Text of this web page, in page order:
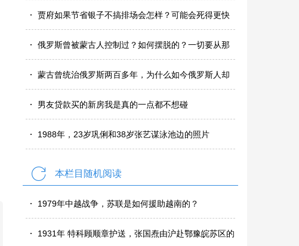
贾府如果节省银子不搞排场会怎样？可能会死得更快
俄罗斯曾被蒙古人控制过？如何摆脱的？一切要从那
片古老草原说起..
蒙古曾统治俄罗斯两百多年，为什么如今俄罗斯人却
不像蒙古人
男友贷款买的新房我是真的一点都不想碰
1988年，23岁巩俐和38岁张艺谋泳池边的照片
本栏目随机阅读
1979年中越战争，苏联是如何援助越南的？
1931年 特科顾顺章护送，张国焘由沪赴鄂豫皖苏区的